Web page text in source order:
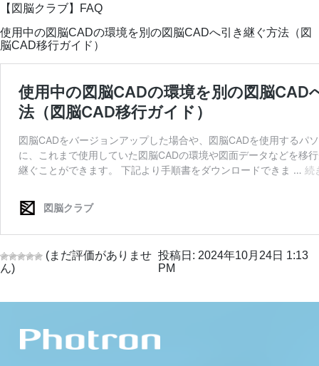
【図脳クラブ】FAQ
使用中の図脳CADの環境を別の図脳CADへ引き継ぐ方法（図
脳CAD移行ガイド）
(まだ評価がありませ
ん)
投稿日: 2024年10月24日 1:13
PM